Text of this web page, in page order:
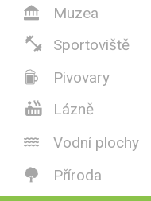
 Muzea
 Sportoviště
 Pivovary
 Lázně
 Vodní plochy
 Příroda